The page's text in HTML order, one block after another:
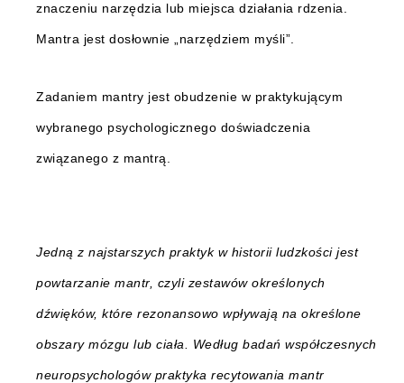
znaczeniu narzędzia lub miejsca działania rdzenia.
Mantra jest dosłownie „narzędziem myśli”.
Zadaniem mantry jest obudzenie w praktykującym
wybranego psychologicznego doświadczenia
związanego z mantrą.
Jedną z najstarszych praktyk w historii ludzkości jest
powtarzanie mantr, czyli zestawów określonych
dźwięków, które rezonansowo wpływają na określone
obszary mózgu lub ciała. Według badań współczesnych
neuropsychologów praktyka recytowania mantr